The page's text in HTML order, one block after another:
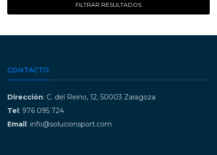
FILTRAR RESULTADOS
CONTACTO
Dirección: C. del Reino, 12, 50003 Zaragoza
Tel: 976 095 724
Email: info@solucionsport.com